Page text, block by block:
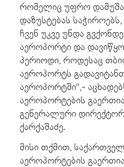
რომელიც უფრო
დაზუსტებას
ჩვენ უკვე უნდა
აეროპორტი და
პერიოდი, როდესაც
აეროპორტს
აეროპორტში“,-
აეროპორტების
გენერალური
ქარქაშაძე.
მისი თქმით,
აეროპორტების